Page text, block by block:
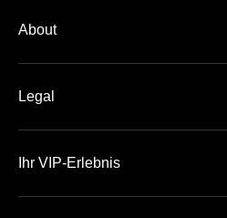
DFB-Pokal
About
Team
Legal
Ihr VIP-Erlebnis